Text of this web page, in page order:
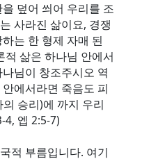
덮어 씌어 우리를 조
사라진 삶이요, 경쟁
는 한 형제 자매 된
삶은 하나님 안에서
님이 창조주시오 역
에서라면 죽음도 피
승리)에 까지 우리
4, 엡 2:5-7)
적 부름입니다. 여기